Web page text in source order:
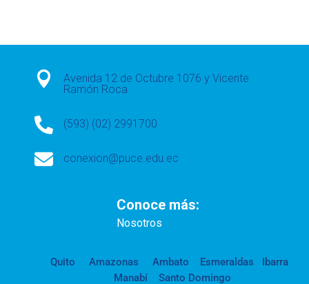

Avenida 12 de Octubre 1076 y Vicente
Ramón Roca
 (593) (02) 2991700
 conexion@puce.edu.ec
Conoce más:
Nosotros
Quito Amazonas Ambato Esmeraldas
Ibarra
Manabí
Santo Domingo